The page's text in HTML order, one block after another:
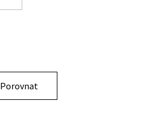
Porovnat